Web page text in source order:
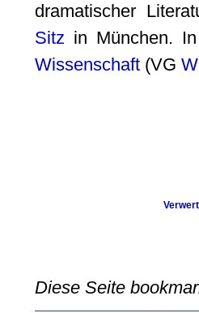
dramatischer
Sitz in München.
Wissenschaft (VG
Diese Seite